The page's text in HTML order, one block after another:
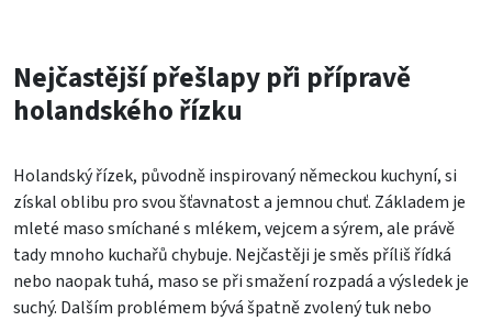
Nejčastější přešlapy při přípravě
holandského řízku
Holandský řízek, původně inspirovaný německou kuchyní, si
získal oblibu pro svou šťavnatost a jemnou chuť. Základem je
mleté maso smíchané s mlékem, vejcem a sýrem, ale právě
tady mnoho kuchařů chybuje. Nejčastěji je směs příliš řídká
nebo naopak tuhá, maso se při smažení rozpadá a výsledek je
suchý. Dalším problémem bývá špatně zvolený tuk nebo